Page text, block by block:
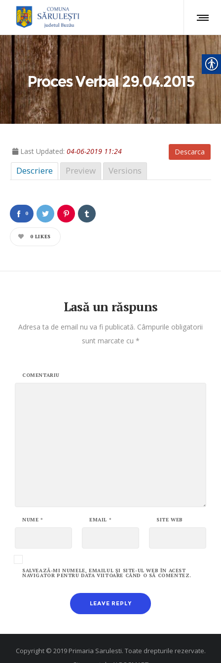
Proces Verbal 29.04.2015
Descarca
Last Updated: 04-06-2019 11:24
Descriere Preview Versions
0
0 LIKES
Lasă un răspuns
Adresa ta de email nu va fi publicată. Câmpurile obligatorii
sunt marcate cu *
COMENTARIU
NUME * EMAIL * SITE WEB
SALVEAZĂ-MI NUMELE, EMAILUL ȘI SITE-UL WEB ÎN ACEST
NAVIGATOR PENTRU DATA VIITOARE CÂND O SĂ COMENTEZ.
Copyright © 2019 Primaria Sarulesti. Toate drepturile rezervate.